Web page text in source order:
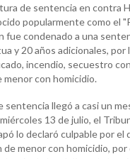
de sentencia en contra
popularmente como el
fue condenado a una
y 20 años adicionales, por
incendio, secuestro
menor con homicidio.
sentencia llegó a casi un
13 de julio, el
lo declaró culpable por el
menor con homicidio, por